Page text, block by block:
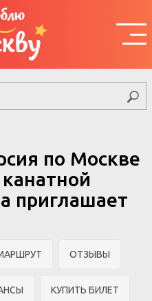
по Москве
приглашает
ОТЗЫВЫ
КУПИТЬ БИЛЕТ